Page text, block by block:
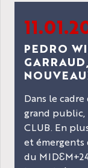
PEDRO
Dans le
grand public,
CLUB. En
et émergents
du